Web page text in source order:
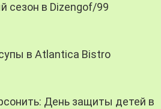
сезон в Dizengof/99
в Atlantica Bistro
День защиты детей в